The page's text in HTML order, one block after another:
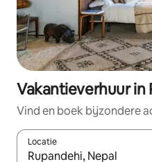
Vakantieverhuur in
Vind en boek bijzondere
Locatie
Wanneer er suggesties